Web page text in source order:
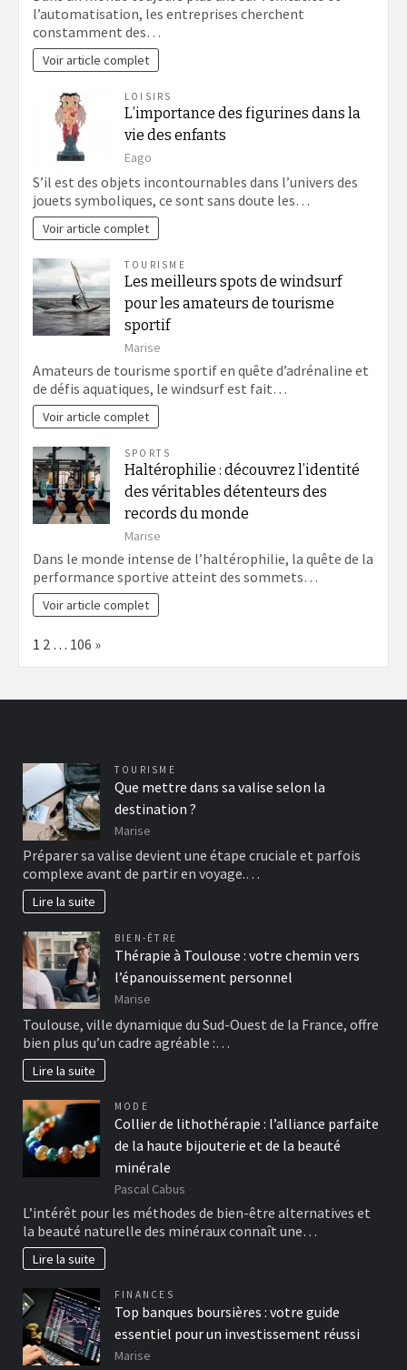
l’automatisation, les entreprises cherchent
constamment des…
Voir article complet
LOISIRS
L’importance des figurines dans la
vie des enfants
Eago
S’il est des objets incontournables dans l’univers des
jouets symboliques, ce sont sans doute les…
Voir article complet
TOURISME
Les meilleurs spots de windsurf
pour les amateurs de tourisme
sportif
Marise
Amateurs de tourisme sportif en quête d’adrénaline et
de défis aquatiques, le windsurf est fait…
Voir article complet
SPORTS
Haltérophilie : découvrez l’identité
des véritables détenteurs des
records du monde
Marise
Dans le monde intense de l’haltérophilie, la quête de la
performance sportive atteint des sommets…
Voir article complet
Page:
1 2 … 106 Next
»
TOURISME
Que mettre dans sa valise selon la
destination ?
Marise
Préparer sa valise devient une étape cruciale et parfois
complexe avant de partir en voyage.…
Lire la suite
BIEN-ÊTRE
Thérapie à Toulouse : votre chemin vers
l’épanouissement personnel
Marise
Toulouse, ville dynamique du Sud-Ouest de la France, offre
bien plus qu’un cadre agréable :…
Lire la suite
MODE
Collier de lithothérapie : l’alliance parfaite
de la haute bijouterie et de la beauté
minérale
Pascal Cabus
L’intérêt pour les méthodes de bien-être alternatives et
la beauté naturelle des minéraux connaît une…
Lire la suite
FINANCES
Top banques boursières : votre guide
essentiel pour un investissement réussi
Marise